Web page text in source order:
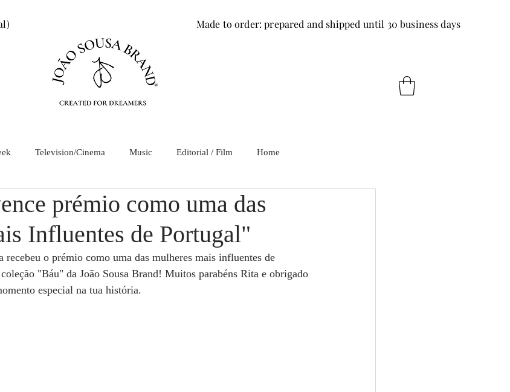
Made to order: prepared and shipped until 30 business days
Television/Cinema Music Editorial / Film Home
prémio como uma das
Influentes de Portugal"
recebeu o prémio como uma das mulheres mais influentes de
"Báu" da João Sousa Brand! Muitos parabéns Rita e obrigado
especial na tua história.